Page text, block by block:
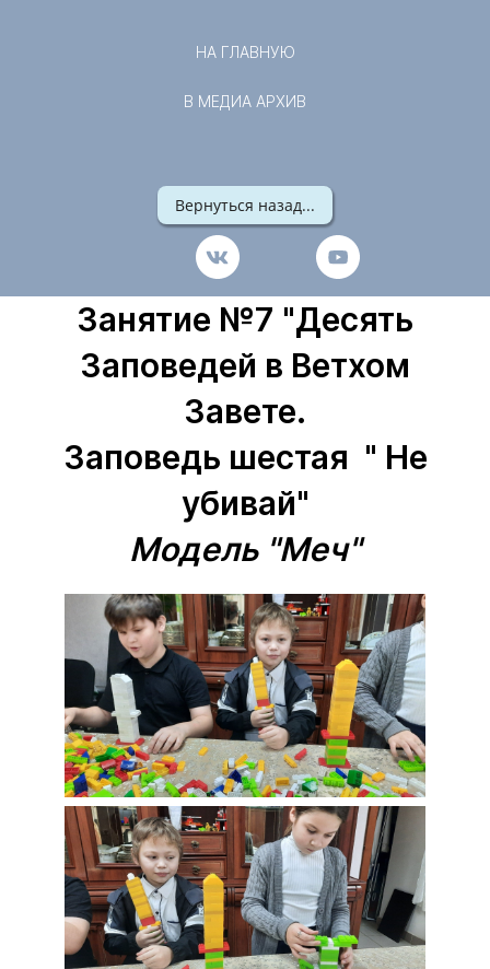
НА ГЛАВНУЮ
В МЕДИА АРХИВ
Вернуться назад...
Занятие №7 "Десять
Заповедей в Ветхом
Завете.
Заповедь шестая " Не
убивай"
Модель "Меч"